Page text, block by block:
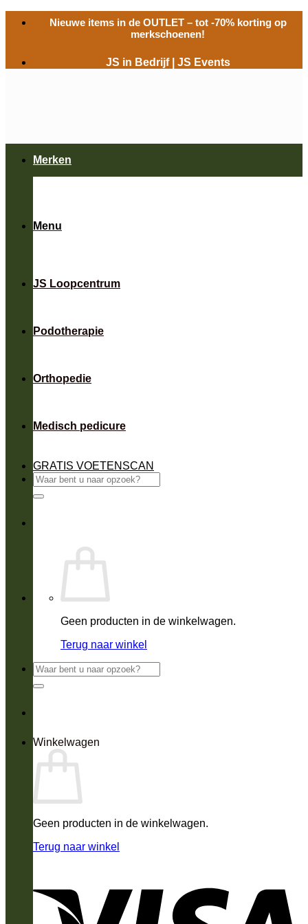
naar
Nieuwe items in de OUTLET– tot -70% korting op
merkschoenen!
JS in Bedrijf JS Events
Menu
JS Loopcentrum
Podotherapie
Orthopedie
Medisch pedicure
GRATIS VOETENSCAN
Zoeken
naar:
Geen producten in de winkelwagen.
Terug naar winkel
Zoeken
naar:
Winkelwagen
Geen producten in de winkelwagen.
Terug naar winkel
Merken